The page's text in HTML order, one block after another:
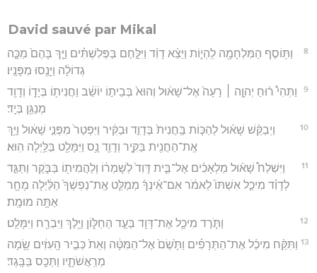
David sauvé par Mikal
8
וַתּ֥וֹסֶף הַמִּלְחָמָ֖ה לִֽהְי֑וֹת וַיֵּצֵ֨א דָוִ֜ד וַיִּלָּ֣חֶם בַּפְּלִשְׁתִּ֗ים וַיַּ֤ךְ בָּהֶם֙ מַכָּ֣ה
גְדוֹלָ֔ה וַיָּנֻ֖סוּ מִפָּנָֽיו׃
9
וַתְּהִי֩ ר֨וּחַ יְהוָ֤ה ׀ רָעָה֙ אֶל־שָׁא֔וּל וְהוּא֙ בְּבֵית֣וֹ יוֹשֵׁ֔ב וַחֲנִית֖וֹ בְּיָד֑וֹ וְדָוִ֖ד
מְנַגֵּ֥ן בְּיָֽד׃
10
וַיְבַקֵּ֨שׁ שָׁא֜וּל לְהַכּ֤וֹת בַּֽחֲנִית֙ בְּדָוִ֣ד וּבַקִּ֔יר וַיִּפְטַר֙ מִפְּנֵ֣י שָׁא֔וּל וַיַּ֥ךְ
אֶֽת־הַחֲנִ֖ית בַּקִּ֑יר וְדָוִ֛ד נָ֥ס וַיִּמָּלֵ֖ט בַּלַּ֥יְלָה הֽוּא׃
11
וַיִּשְׁלַח֩ שָׁא֨וּל מַלְאָכִ֜ים אֶל־בֵּ֤ית דָּוִד֙ לְשָׁמְר֔וֹ וְלַהֲמִית֖וֹ בַּבֹּ֑קֶר וַתַּגֵּ֣ד
לְדָוִ֗ד מִיכַ֤ל אִשְׁתּוֹ֙ לֵאמֹ֔ר אִם־אֵ֨ינְךָ֜ מְמַלֵּ֤ט אֶֽת־נַפְשְׁךָ֙ הַלַּ֔יְלָה מָחָ֖ר
אַתָּ֥ה מוּמָֽת׃
12 וַתֹּ֧רֶד מִיכַ֛ל אֶת־דָּוִ֖ד בְּעַ֣ד הַחַלּ֑וֹן וַיֵּ֥לֶךְ וַיִּבְרַ֖ח וַיִּמָּלֵֽט׃
13 וַתִּקַּ֨ח מִיכַ֜ל אֶת־הַתְּרָפִ֗ים וַתָּ֙שֶׂם֙ אֶל־הַמִּטָּ֔ה וְאֵת֙ כְּבִ֣יר הָֽעִזִּ֔ים שָׂ֖מָה
מְרַֽאֲשֹׁתָ֑יו וַתְּכַ֖ס בַּבָּֽגֶד׃